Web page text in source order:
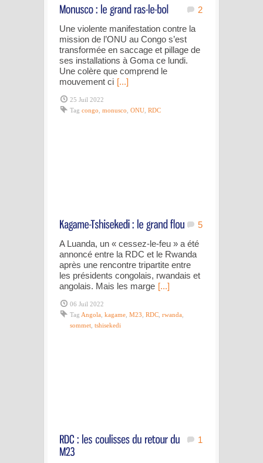
2
Une violente manifestation contre la
mission de l’ONU au Congo s’est
transformée en saccage et pillage de
ses installations à Goma ce lundi.
Une colère que comprend le
mouvement ci [...]
25 Juil 2022
Tag congo monusco ONU RDC
5
A Luanda, un « cessez-le-feu » a été
annoncé entre la RDC et le Rwanda
après une rencontre tripartite entre
les présidents congolais, rwandais et
angolais. Mais les marge [...]
06 Juil 2022
Tag Angola kagame M23 RDC rwanda
sommet tshisekedi
1